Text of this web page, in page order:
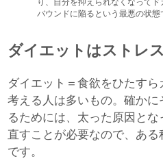
り、自分を抑えられなくなって
バウンドに陥るという最悪の状態
ダイエットはストレ
ダイエット＝食欲をひたす
考える人は多いもの。確か
るためには、太った原因と
直すことが必要なので、あ
です。